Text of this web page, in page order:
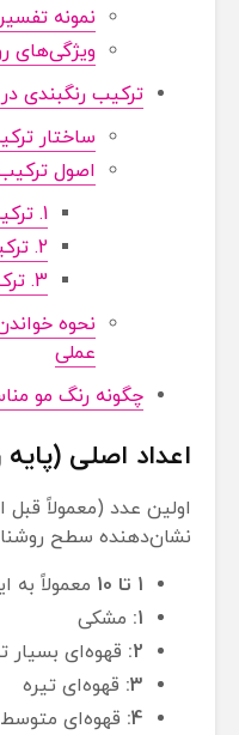
نمونه
ویژگی‌های
ترکیب رنگبندی
ساختار
اصول
1. ترکیب رنگ مو بلوند طبیعی
2. ترکیب رنگ مو مسی روشن
3. ترکیب رنگ موهای سفید
نحوه
عملی
چگونه رنگ مو
اعداد اصلی
اولین عدد (معمولاً
نشان‌دهنده سطح
1 تا 10
معمولاً
1: مشکی
2: قهوه‌ای بسیار
3: قهوه‌ای تیره
4: قهوه‌ای متوسط